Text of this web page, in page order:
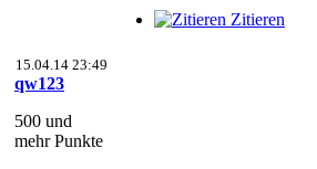
Zitieren
15.04.14 23:49
qw123
500 und
mehr Punkte